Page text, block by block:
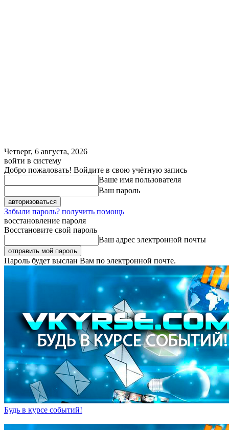
Четверг, 6 августа, 2026
войти в систему
Добро пожаловать! Войдите в свою учётную запись
Ваше имя пользователя
Ваш пароль
Забыли пароль? получить помощь
восстановление пароля
Восстановите свой пароль
Ваш адрес электронной почты
Пароль будет выслан Вам по электронной почте.
Будь в курсе событий!